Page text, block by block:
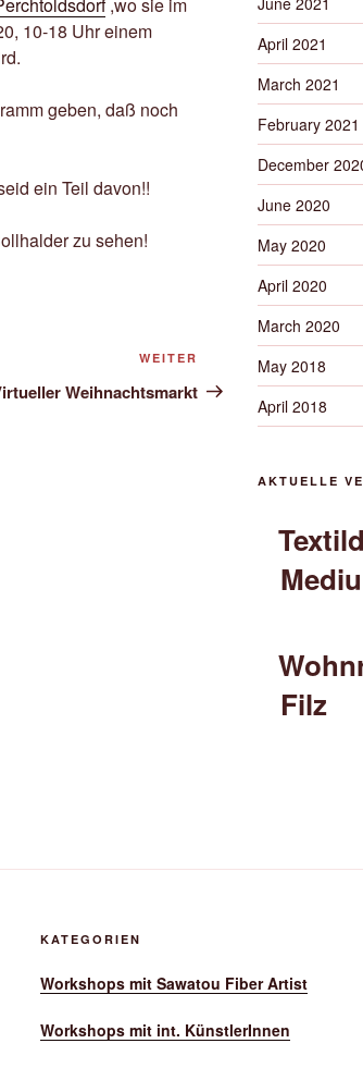
10-18 Uhr einem
geben, daß noch
ein Teil davon!!
zu sehen!
Nächster
Beitrag
WEITER
Weihnachtsmarkt
April 2021
March 2021
February 2021
December
June 2020
May 2020
April 2020
March 2020
May 2018
April 2018
AKTUELLE
Filz
KATEGORIEN
Workshops mit Sawatou Fiber Artist
Workshops mit int. KünstlerInnen